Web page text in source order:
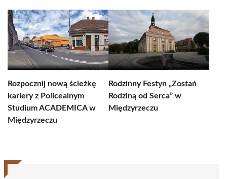
Rozpocznij nową ścieżkę
kariery z Policealnym
Studium ACADEMICA w
Międzyrzeczu
Rodzinny Festyn „Zostań
Rodziną od Serca” w
Międzyrzeczu